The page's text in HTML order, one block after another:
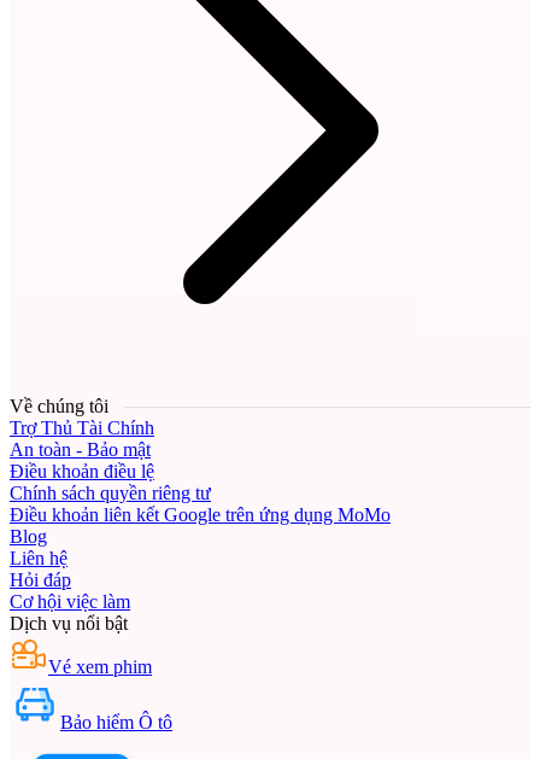
Về chúng tôi
Trợ Thủ Tài Chính
An toàn - Bảo mật
Điều khoản điều lệ
Chính sách quyền riêng tư
Điều khoản liên kết Google trên ứng dụng MoMo
Blog
Liên hệ
Hỏi đáp
Cơ hội việc làm
Dịch vụ nổi bật
Vé xem phim
Bảo hiểm Ô tô